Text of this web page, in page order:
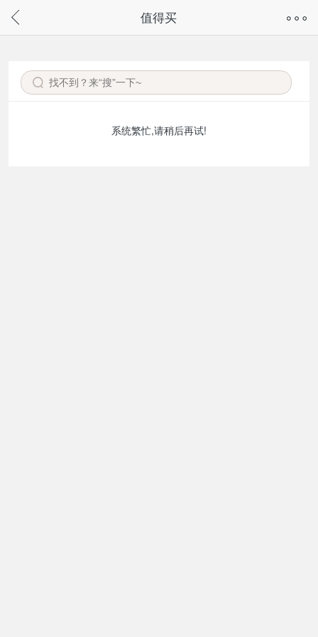
请通过微信或支付宝搜“奇兔客小程序”访问
值得买
系统繁忙,请稍后再试!